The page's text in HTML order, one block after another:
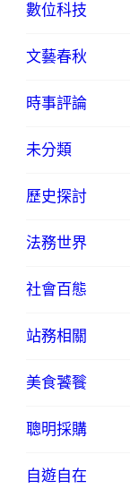
數位科技
文藝春秋
時事評論
未分類
歷史探討
法務世界
社會百態
站務相關
美食饕餮
聰明採購
自遊自在